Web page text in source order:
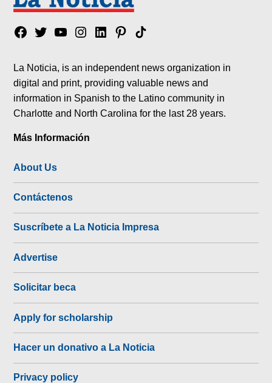
Facebook
TwitterYouTubeInstagram
LinkedinPinterest
Tik
La Noticia, is an independent news organization in
digital and print, providing valuable news and
information in Spanish to the Latino community in
Charlotte and North Carolina for the last 28 years.
Más Información
About Us
Contáctenos
Suscríbete a La Noticia Impresa
Advertise
Solicitar beca
Apply for scholarship
Hacer un donativo a La Noticia
Privacy policy